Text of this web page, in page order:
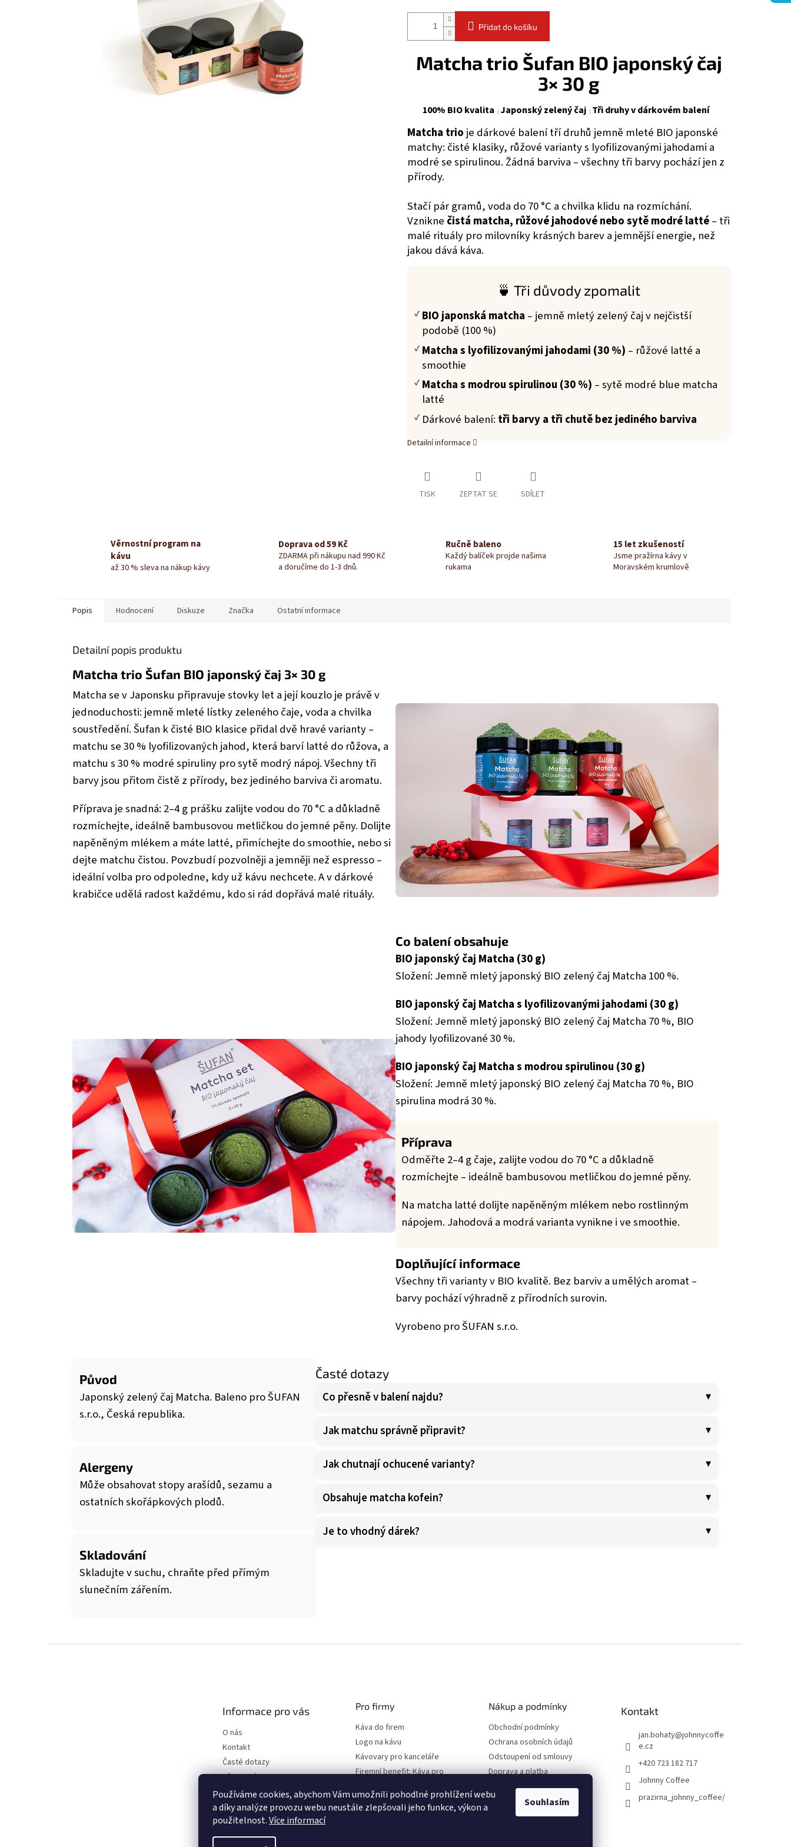
Používáme cookies, abychom Vám umožnili pohodlné prohlížení webu
a díky analýze provozu webu neustále zlepšovali jeho funkce, výkon a
použitelnost.Více informací
Souhlasím
Přidat do košíku
Matcha trio Šufan BIO japonský čaj
3× 30 g
100% BIO kvalita Japonský zelený čaj Tři druhy v dárkovém balení
Matcha trio je dárkové balení tří druhů jemně mleté BIO japonské
matchy: čisté klasiky, růžové varianty s lyofilizovanými jahodami a
modré se spirulinou. Žádná barviva – všechny tři barvy pochází jen z
přírody.
Stačí pár gramů, voda do 70 °C a chvilka klidu na rozmíchání.
Vznikne čistá matcha, růžové jahodové nebo sytě modré latté– tři
malé rituály pro milovníky krásných barev a jemnější energie, než
jakou dává káva.
🍵 Tři důvody zpomalit
BIO japonská matcha – jemně mletý zelený čaj v nejčistší
podobě (100 %)
Matcha s lyofilizovanými jahodami (30 %) – růžové latté a
smoothie
Matcha s modrou spirulinou (30 %) – sytě modré blue matcha
latté
Dárkové balení: tři barvy a tři chutě bez jediného barviva
Detailní informace
TISK ZEPTAT SE SDÍLET
Věrnostní program na
kávu
až 30 % sleva na nákup kávy
Doprava od 59 Kč
ZDARMA při nákupu nad 990 Kč
a doručíme do 1-3 dnů.
Ručně baleno
Každý balíček projde našima
rukama
15 let zkušeností
Jsme pražírna kávy v
Moravském krumlově
Popis Hodnocení Diskuze Značka Ostatní informace
Detailní popis produktu
Matcha trio Šufan BIO japonský čaj 3× 30 g
Matcha se v Japonsku připravuje stovky let a její kouzlo je právě v
jednoduchosti: jemně mleté lístky zeleného čaje, voda a chvilka
soustředění. Šufan k čisté BIO klasice přidal dvě hravé varianty –
matchu se 30 % lyofilizovaných jahod, která barví latté do růžova, a
matchu s 30 % modré spiruliny pro sytě modrý nápoj. Všechny tři
barvy jsou přitom čistě z přírody, bez jediného barviva či aromatu.
Příprava je snadná: 2–4 g prášku zalijte vodou do 70 °C a důkladně
rozmíchejte, ideálně bambusovou metličkou do jemné pěny. Dolijte
napěněným mlékem a máte latté, přimíchejte do smoothie, nebo si
dejte matchu čistou. Povzbudí pozvolněji a jemněji než espresso –
ideální volba pro odpoledne, kdy už kávu nechcete. A v dárkové
krabičce udělá radost každému, kdo si rád dopřává malé rituály.
Co balení obsahuje
BIO japonský čaj Matcha (30 g)
Složení: Jemně mletý japonský BIO zelený čaj Matcha 100 %.
BIO japonský čaj Matcha s lyofilizovanými jahodami (30 g)
Složení: Jemně mletý japonský BIO zelený čaj Matcha 70 %, BIO
jahody lyofilizované 30 %.
BIO japonský čaj Matcha s modrou spirulinou (30 g)
Složení: Jemně mletý japonský BIO zelený čaj Matcha 70 %, BIO
spirulina modrá 30 %.
Příprava
Odměřte 2–4 g čaje, zalijte vodou do 70 °C a důkladně
rozmíchejte – ideálně bambusovou metličkou do jemné pěny.
Na matcha latté dolijte napěněným mlékem nebo rostlinným
nápojem. Jahodová a modrá varianta vynikne i ve smoothie.
Doplňující informace
Všechny tři varianty v BIO kvalitě. Bez barviv a umělých aromat –
barvy pochází výhradně z přírodních surovin.
Vyrobeno pro ŠUFAN s.r.o.
Původ
Japonský zelený čaj Matcha. Baleno pro ŠUFAN
s.r.o., Česká republika.
Alergeny
Může obsahovat stopy arašídů, sezamu a
ostatních skořápkových plodů.
Skladování
Skladujte v suchu, chraňte před přímým
slunečním zářením.
Časté dotazy
Co přesně v balení najdu? ▼
Jak matchu správně připravit? ▼
Jak chutnají ochucené varianty? ▼
Obsahuje matcha kofein? ▼
Je to vhodný dárek? ▼
Informace pro vás
O nás
Kontakt
Časté dotazy
Věrnostní program
Affiliate
Pro firmy
Káva do firem
Logo na kávu
Kávovary pro kanceláře
Firemní benefit: Káva pro
Nákup a podmínky
Obchodní podmínky
Ochrana osobních údajů
Odstoupení od smlouvy
Doprava a platba
Kontakt
jan.bohaty@johnnycoffe
e.cz
+420 723 182 717
Johnny Coffee
prazirna_johnny_coffee/